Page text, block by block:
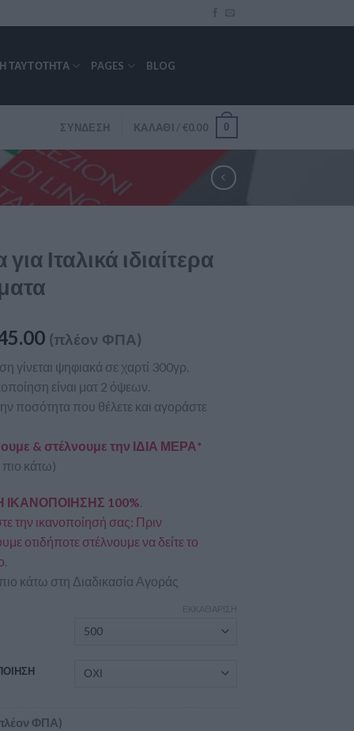
ΤΑΥΤΌΤΗΤΑ PAGES BLOG
ΣΎΝΔΕΣΗ ΚΑΛΆΘΙ / €0.00 0
Ιταλικά ιδιαίτερα
(πλέον ΦΠΑ)
γίνεται ψηφιακά σε χαρτί 300γρ.
είναι ματ 2 όψεων.
ποσότητα που θέλετε και αγοράστε
& στέλνουμε την ΙΔΙΑ ΜΕΡΑ*
πιο κάτω)
ΙΚΑΝΟΠΟΙΗΣΗΣ 100%
την ικανοποίησή σας: Πριν
οτιδήποτε στέλνουμε να δείτε το
κάτω στη Διαδικασία Αγοράς
ΦΠΑ)